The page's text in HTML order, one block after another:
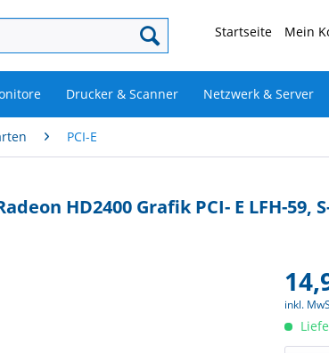
Startseite Mein
Drucker & Scanner Netzwerk & Server
PCI-E
HD2400 Grafik PCI- E LFH-59,
inkl.